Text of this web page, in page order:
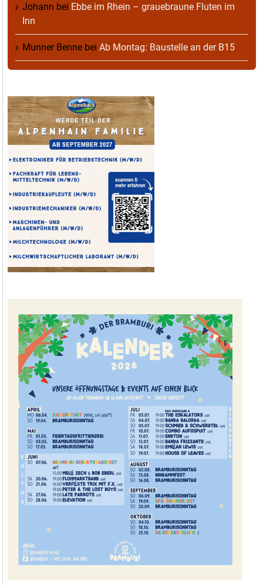
Johann bei Ebbe im Rhein – grauebraune Fluten im
Inn
Munner Benne bei Ab Montag: Baustelle an der B15